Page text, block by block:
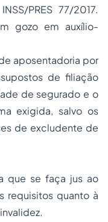
PRES 77/2017.
gozo em auxílio-
aposentadoria por
de filiação
de segurado e o
exigida, salvo os
de excludente de
que se faça jus ao
requisitos quanto à